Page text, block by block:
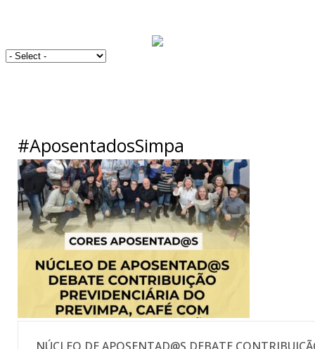
#AposentadosSimpa